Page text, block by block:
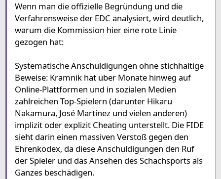
Wenn man die offizielle Begründung und die
Verfahrensweise der EDC analysiert, wird deutlich,
warum die Kommission hier eine rote Linie
gezogen hat:
Systematische Anschuldigungen ohne stichhaltige
Beweise: Kramnik hat über Monate hinweg auf
Online-Plattformen und in sozialen Medien
zahlreichen Top-Spielern (darunter Hikaru
Nakamura, José Martínez und vielen anderen)
implizit oder explizit Cheating unterstellt. Die FIDE
sieht darin einen massiven Verstoß gegen den
Ehrenkodex, da diese Anschuldigungen den Ruf
der Spieler und das Ansehen des Schachsports als
Ganzes beschädigen.